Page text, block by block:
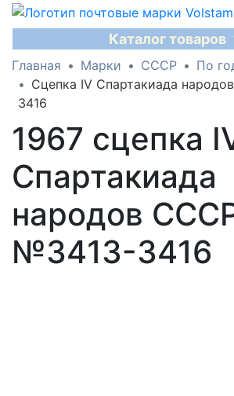
Каталог товаров
Главная Марки СССР По
Сцепка IV Спартакиада
3416
1967 сцепка
Спартакиада
народов
№3413-3416